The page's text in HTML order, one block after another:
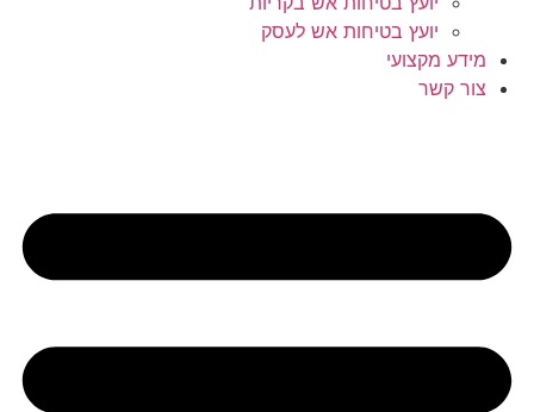
יועץ בטיחות אש לעסק
מידע מקצועי
צור קשר